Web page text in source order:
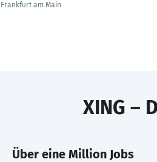
Frankfurt am Main
XING –
Über eine Million Jobs